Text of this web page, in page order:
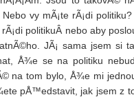
vy mÃ¡te rÃ¡di
politikuÂ nebo aby
JÃ¡ sama jsem
Å¾e se na politiku
na tom bylo, Å¾e mi
pÅ™edstavit, jak jsem z